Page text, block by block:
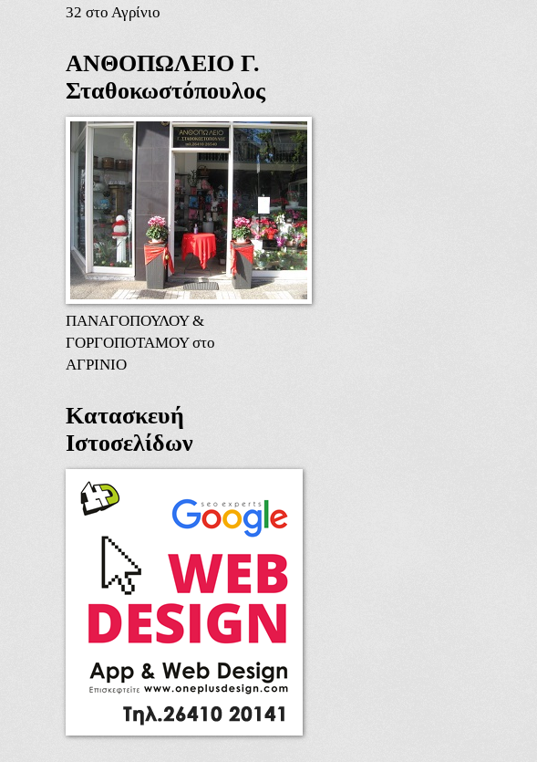
32 στο Αγρίνιο
ΑΝΘΟΠΩΛΕΙΟ Γ.
Σταθοκωστόπουλος
ΠΑΝΑΓΟΠΟΥΛΟΥ &
ΓΟΡΓΟΠΟΤΑΜΟΥ στο
ΑΓΡΙΝΙΟ
Κατασκευή
Ιστοσελίδων